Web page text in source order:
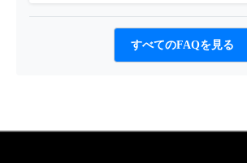
すべてのFAQを見る